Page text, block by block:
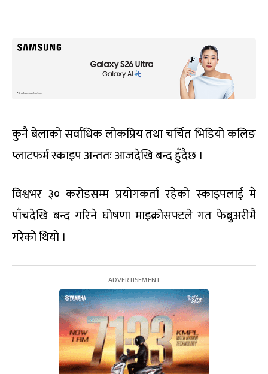
कुनै बेलाको सर्वाधिक लोकप्रिय तथा चर्चित भिडियो कलिङ
प्लाटफर्म स्काइप अन्ततः आजदेखि बन्द हुँदैछ ।
विश्वभर ३० करोडसम्म प्रयोगकर्ता रहेको स्काइपलाई मे
पाँचदेखि बन्द गरिने घोषणा माइक्रोसफ्टले गत फेब्रुअरीमै
गरेको थियो ।